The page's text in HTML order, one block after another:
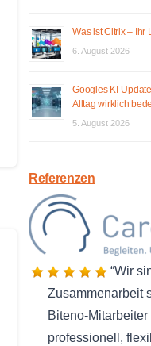
Was ist Citrix – Ihr
6. August 2026
Googles KI-
Alltag wirklich
5. August 2026
Referenzen
Wir
Zusammenarbeit
Biteno-
professionell,